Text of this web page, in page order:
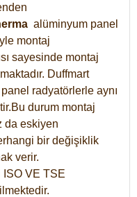
alüminyum panel
montaj
sayesinde montaj
Duffmart
radyatörlerle aynı
durum montaj
da eskiyen
bir değişiklik
verir.
ISO VE TSE